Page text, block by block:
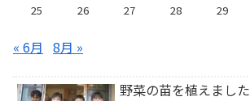
25
26 27 28 29
« 6月 8月 »
野菜の苗を植えました